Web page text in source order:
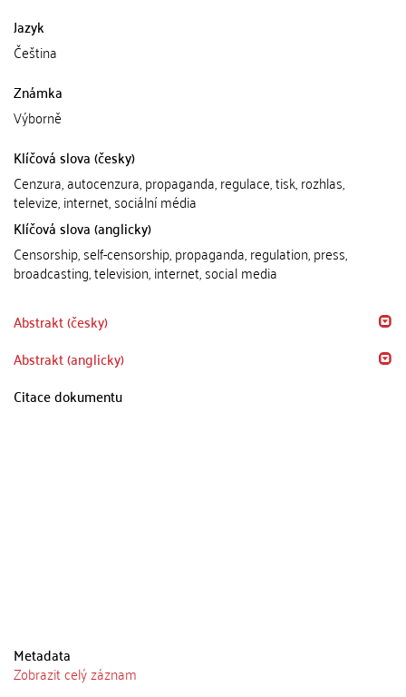
Jazyk
Čeština
Známka
Výborně
Klíčová slova (česky)
Cenzura, autocenzura, propaganda, regulace, tisk, rozhlas,
televize, internet, sociální média
Klíčová slova (anglicky)
Censorship, self-censorship, propaganda, regulation, press,
broadcasting, television, internet, social media
Abstrakt (česky)
Abstrakt (anglicky)
Citace dokumentu
Metadata
Zobrazit celý záznam